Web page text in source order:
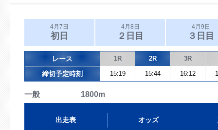
4月7日
初日
4月8日
２日目
4月9日
３日目
レース 1R 2R 3R
締切予定時刻 15:19 15:44 16:12
一般 1800m
出走表 オッズ